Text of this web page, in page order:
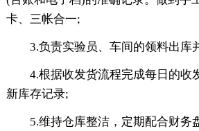
卡、三帐合一;
3.负责实验员、车间的领料出库
4.根据收发货流程完成每日的收
新库存记录;
5.维持仓库整洁，定期配合财务